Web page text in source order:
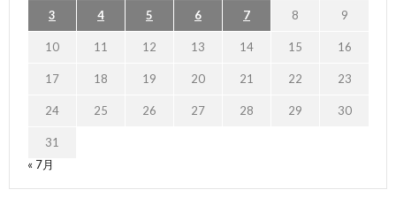
3 4 5 6 7 8 9
10 11 12 13 14 15 16
17 18 19 20 21 22 23
24 25 26 27 28 29 30
31
« 7月